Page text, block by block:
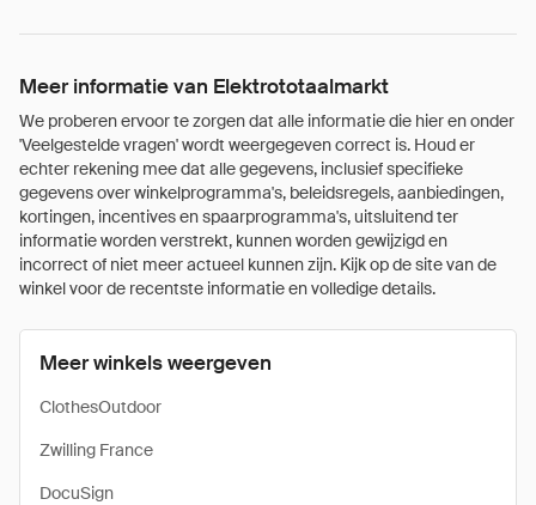
Meer informatie van Elektrototaalmarkt
We proberen ervoor te zorgen dat alle informatie die hier en onder
'Veelgestelde vragen' wordt weergegeven correct is. Houd er
echter rekening mee dat alle gegevens, inclusief specifieke
gegevens over winkelprogramma's, beleidsregels, aanbiedingen,
kortingen, incentives en spaarprogramma's, uitsluitend ter
informatie worden verstrekt, kunnen worden gewijzigd en
incorrect of niet meer actueel kunnen zijn. Kijk op de site van de
winkel voor de recentste informatie en volledige details.
Meer winkels weergeven
ClothesOutdoor
Zwilling France
DocuSign